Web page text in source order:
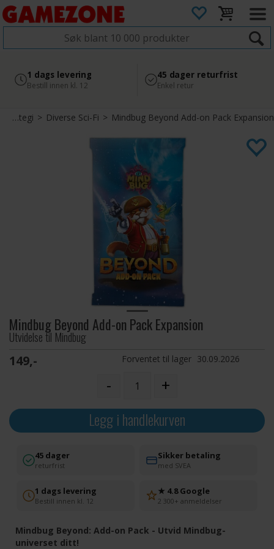
2 300+ anmeldelser på
Google
Sikker betaling
med Svea
1 dags levering
Bestill innen kl. 12
45 dager returfrist
Enkel retur
Strategi> Diverse Sci-Fi> Mindbug Beyond Add-on Pack Expansion
Mindbug Beyond Add-on Pack Expansion
Utvidelse til Mindbug
149,- Forventet til lager 30.09.2026
- +
Legg i handlekurven
45 dager
returfrist
Sikker betaling
med SVEA
1 dags levering
Bestill innen kl. 12
★ 4.8 Google
2 300+ anmeldelser
Mindbug Beyond: Add-on Pack - Utvid Mindbug-
universet ditt!